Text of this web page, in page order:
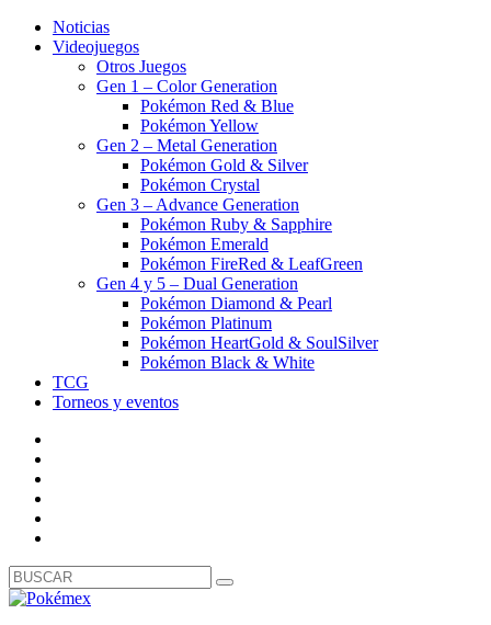
Noticias
Videojuegos
Otros Juegos
Gen 1 – Color Generation
Pokémon Red & Blue
Pokémon Yellow
Gen 2 – Metal Generation
Pokémon Gold & Silver
Pokémon Crystal
Gen 3 – Advance Generation
Pokémon Ruby & Sapphire
Pokémon Emerald
Pokémon FireRed & LeafGreen
Gen 4 y 5 – Dual Generation
Pokémon Diamond & Pearl
Pokémon Platinum
Pokémon HeartGold & SoulSilver
Pokémon Black & White
TCG
Torneos y eventos